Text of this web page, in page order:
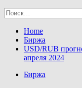
Найти:
Home
Биржа
USD/RUB
апреля 2024
Биржа